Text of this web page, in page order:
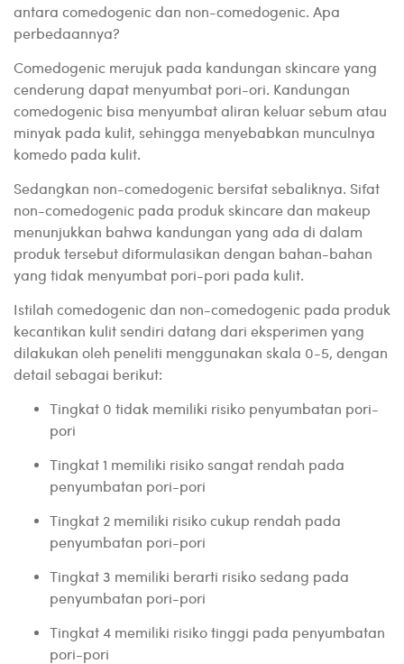
antara comedogenic dan non-comedogenic. Apa
perbedaannya?
Comedogenic merujuk pada kandungan skincare yang
cenderung dapat menyumbat pori-ori. Kandungan
comedogenic bisa menyumbat aliran keluar sebum atau
minyak pada kulit, sehingga menyebabkan munculnya
komedo pada kulit.
Sedangkan non-comedogenic bersifat sebaliknya. Sifat
non-comedogenic pada produk skincare dan makeup
menunjukkan bahwa kandungan yang ada di dalam
produk tersebut diformulasikan dengan bahan-bahan
yang tidak menyumbat pori-pori pada kulit.
Istilah comedogenic dan non-comedogenic pada produk
kecantikan kulit sendiri datang dari eksperimen yang
dilakukan oleh peneliti menggunakan skala 0-5, dengan
detail sebagai berikut:
Tingkat 0 tidak memiliki risiko penyumbatan pori-
pori
Tingkat 1 memiliki risiko sangat rendah pada
penyumbatan pori-pori
Tingkat 2 memiliki risiko cukup rendah pada
penyumbatan pori-pori
Tingkat 3 memiliki berarti risiko sedang pada
penyumbatan pori-pori
Tingkat 4 memiliki risiko tinggi pada penyumbatan
pori-pori